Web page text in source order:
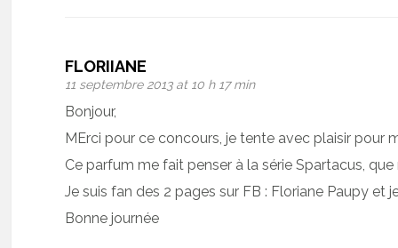
FLORIIANE
11 septembre 2013 at 10 h 17 min
Bonjour,
MErci pour ce concours, je tente avec plaisir pour
Ce parfum me fait penser à la série Spartacus,
Je suis fan des 2 pages sur FB : Floriane Paupy et
Bonne journée